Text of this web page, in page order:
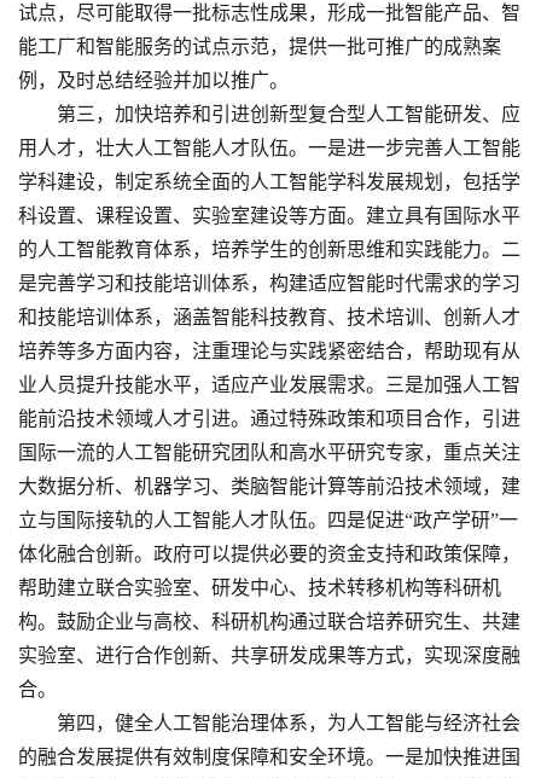
试点，尽可能取得一批标志性成果，形成一批智能产品、智
能工厂和智能服务的试点示范，提供一批可推广的成熟案
例，及时总结经验并加以推广。
第三，加快培养和引进创新型复合型人工智能研发、应
用人才，壮大人工智能人才队伍。一是进一步完善人工智能
学科建设，制定系统全面的人工智能学科发展规划，包括学
科设置、课程设置、实验室建设等方面。建立具有国际水平
的人工智能教育体系，培养学生的创新思维和实践能力。二
是完善学习和技能培训体系，构建适应智能时代需求的学习
和技能培训体系，涵盖智能科技教育、技术培训、创新人才
培养等多方面内容，注重理论与实践紧密结合，帮助现有从
业人员提升技能水平，适应产业发展需求。三是加强人工智
能前沿技术领域人才引进。通过特殊政策和项目合作，引进
国际一流的人工智能研究团队和高水平研究专家，重点关注
大数据分析、机器学习、类脑智能计算等前沿技术领域，建
立与国际接轨的人工智能人才队伍。四是促进“政产学研”一
体化融合创新。政府可以提供必要的资金支持和政策保障，
帮助建立联合实验室、研发中心、技术转移机构等科研机
构。鼓励企业与高校、科研机构通过联合培养研究生、共建
实验室、进行合作创新、共享研发成果等方式，实现深度融
合。
第四，健全人工智能治理体系，为人工智能与经济社会
的融合发展提供有效制度保障和安全环境。一是加快推进国